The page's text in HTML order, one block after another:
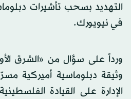
التهديد بسحب تأشيرات
في نيويورك.
ورداً على سؤال من «الشرق
وثيقة دبلوماسية أميركية
الإدارة على القيادة